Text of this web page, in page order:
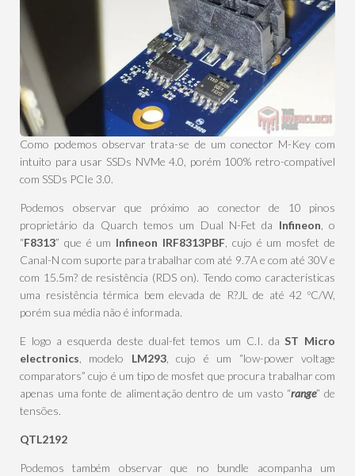
Como podemos observar trata-se de um conector M-Key com
intuito para usar SSDs NVMe 4.0, porém 100% retro-compatível
com SSDs PCIe 3.0.
Podemos observar que próximo ao conector de 10 pinos
proprietário da Quarch temos um Dual N-Fet da Infineon , o
“F8313” que é um Infineon IRF8313PBF , cujo é um mosfet de
Canal-N com suporte para trabalhar com até 9.7A e com até 30V e
com 15.5m? de resistência (RDS on). Tendo como características
uma resistência térmica bem elevada de R?JL de até 42 ºC/W,
porém sua média não é informada.
E logo a esquerda deste dual-fet temos um C.I. daST Micro
electronics , modelo LM293, cujo é um “low-power voltage
comparators” cujo é um tipo de mosfet que procura trabalhar com
apenas uma fonte de alimentação dentro de um vasto “range” de
tensões.
QTL2192
Podemos também observar que no bundle acompanha um